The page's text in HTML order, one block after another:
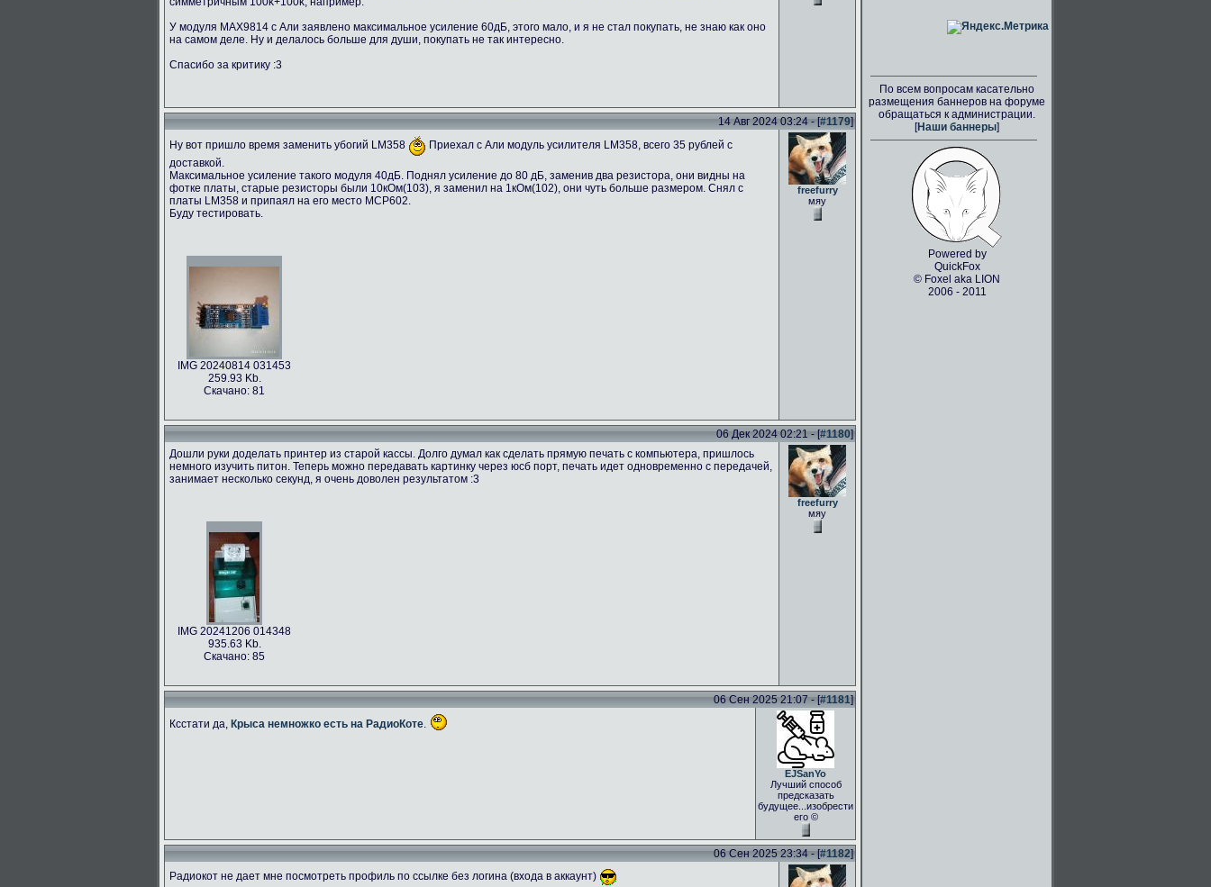
У модуля MAX9814 с Али заявлено максимальное усиление 60дБ, этого мало, и я не стал покупать, не знаю как оно
на самом деле. Ну и делалось больше для души, покупать не так интересно.
Спасибо за критику :3
14 Авг 2024 03:24 - [#1179]
Ну вот пришло время заменить убогий LM358
Приехал с Али модуль усилителя LM358, всего 35 рублей с
доставкой.
Максимальное усиление такого модуля 40дБ. Поднял усиление до 80 дБ, заменив два резистора, они видны на
фотке платы, старые резисторы были 10кОм(103), я заменил на 1кОм(102), они чуть больше размером. Снял с
платы LM358 и припаял на его место MCP602.
Буду тестировать.
IMG 20240814 031453
259.93 Kb.
Скачано: 81
freefurry
мяу
06 Дек 2024 02:21 - [#1180]
Дошли руки доделать принтер из старой кассы. Долго думал как сделать прямую печать с компьютера, пришлось
немного изучить питон. Теперь можно передавать картинку через юсб порт, печать идет одновременно с передачей,
занимает несколько секунд, я очень доволен результатом :3
IMG 20241206 014348
935.63 Kb.
Скачано: 85
freefurry
мяу
06 Сен 2025 21:07 - [#1181]
Ксстати да, Крыса немножко есть на РадиоКоте
EJSanYo
Лучший способ
предсказать
будущее...изобрести
его ©
06 Сен 2025 23:34 - [#1182]
Радиокот не дает мне посмотреть профиль по ссылке без логина (входа в аккаунт)
По всем вопросам касательно
размещения баннеров на форуме
обращаться к администрации.
[Наши баннеры]
Powered by
QuickFox
© Foxel aka LION
2006 - 2011